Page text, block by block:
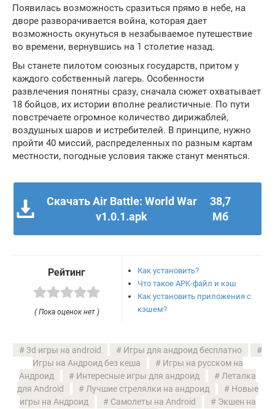
Появилась возможность сразиться прямо в небе, на
дворе разворачивается война, которая дает
возможность окунуться в незабываемое путешествие
во времени, вернувшись на 1 столетие назад.
Вы станете пилотом союзных государств, притом у
каждого собственный лагерь. Особенности
развлечения понятны сразу, сначала сюжет охватывает
18 бойцов, их истории вполне реалистичные. По пути
повстречаете огромное количество дирижаблей,
воздушных шаров и истребителей. В принципе, нужно
пройти 40 миссий, распределенных по разным картам
местности, погодные условия также станут меняться.
Скачать Air Battle: World War
v1.0.1.apk
38,7
Мб
Рейтинг
( Пока оценок нет )
Как установить?
Что такое APK-файл и кэш
Как установить приложения с
кэшем?
3d игры на android
Игры для андроид бесплатно
Игры на Андроид без кеша
Игры на русском на
Андроид
Интересные игры для андроид
Леталка
для Android
Лучшие стрелялки на андроид
Новые
игры на Андроид
Самолеты на Android
Экшен на